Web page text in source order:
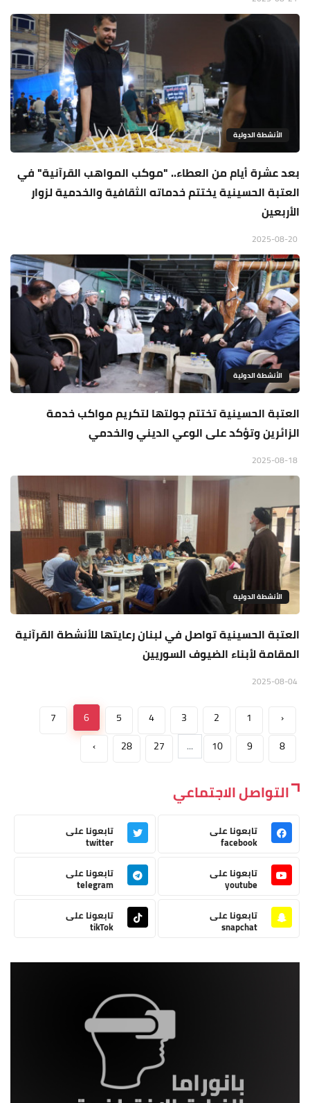
الأنشطة الدولية
بعد عشرة أيام من العطاء.. "موكب المواهب القرآنية" في
العتبة الحسينية يختتم خدماته الثقافية والخدمية لزوار
الأربعين
الأنشطة الدولية
العتبة الحسينية تختتم جولتها لتكريم مواكب خدمة
الزائرين وتؤكد على الوعي الديني والخدمي
الأنشطة الدولية
العتبة الحسينية تواصل في لبنان رعايتها للأنشطة القرآنية
المقامة لأبناء الضيوف السوريين
‹
1
2
3
4
5
6
7
8
9
10
...
27
28
›
التواصل الاجتماعي
تابعونا على
facebook
تابعونا على
twitter
تابعونا على
youtube
تابعونا على
telegram
تابعونا على
snapchat
تابعونا على
tikTok